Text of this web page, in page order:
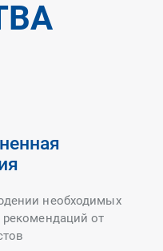
необходимых
от